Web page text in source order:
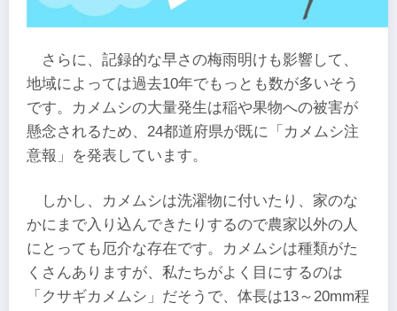
さらに、記録的な早さの梅雨明けも影響して、
地域によっては過去10年でもっとも数が多いそう
です。カメムシの大量発生は稲や果物への被害が
懸念されるため、24都道府県が既に「カメムシ注
意報」を発表しています。
しかし、カメムシは洗濯物に付いたり、家のな
かにまで入り込んできたりするので農家以外の人
にとっても厄介な存在です。カメムシは種類がた
くさんありますが、私たちがよく目にするのは
「クサギカメムシ」だそうで、体長は13～20mm程